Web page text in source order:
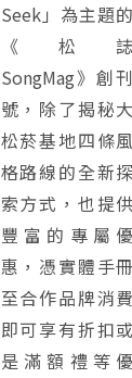
Seek」為主題的
《松誌
SongMag》創刊
號，除了揭秘大
松菸基地四條風
格路線的全新探
索方式，也提供
豐富的專屬優
惠，憑實體手冊
至合作品牌消費
即可享有折扣或
是滿額禮等優